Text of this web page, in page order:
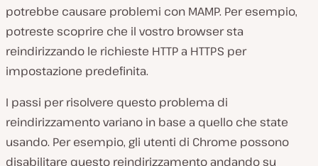
potrebbe causare problemi con MAMP. Per esempio,
potreste scoprire che il vostro browser sta
reindirizzando le richieste HTTP a HTTPS per
impostazione predefinita.
I passi per risolvere questo problema di
reindirizzamento variano in base a quello che state
usando. Per esempio, gli utenti di Chrome possono
disabilitare questo reindirizzamento andando su